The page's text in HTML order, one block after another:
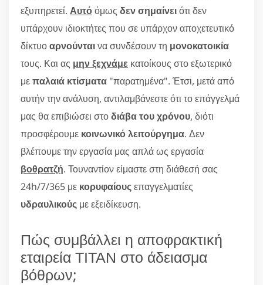
εξυπηρετεί. Αυτόόμως δεν σημαίνειότι δεν
υπάρχουν ιδιοκτήτες που σε υπάρχον αποχετευτικό
δίκτυοαρνούνταινα συνδέσουν τη μονοκατοικία
τους. Και ας μην ξεχνάμε κατοίκους στο εξωτερικό
μεπαλαιά κτίσματα "παρατημένα". Έτσι, μετά από
αυτήν την ανάλυση, αντιλαμβάνεστε ότι το επάγγελμά
μας θα επιβιώσει στοδιάβα του χρόνου, διότι
προσφέρουμε κοινωνικό λειτούργημα. Δεν
βλέπουμε την εργασία μας απλά ως εργασία
βοθρατζή. Τουναντίον είμαστε στη διάθεσή σας
24h/7/365 με κορυφαίουςεπαγγελματίες
υδραυλικούς με εξειδίκευση.
Πώς συμβάλλει η αποφρακτική
εταιρεία ΤΙΤΑΝ στο άδειασμα
βόθρων;